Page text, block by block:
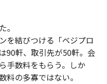
。
を結びつける「ベジプロ
90軒、取引先が50軒。会
手数料をもらう。しか
料の多寡ではない。